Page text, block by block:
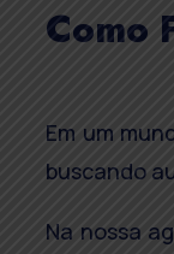
Como
Em um
buscando
Na nossa